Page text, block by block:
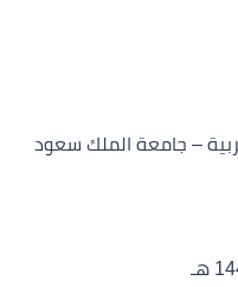
– جامعة الملك سعود